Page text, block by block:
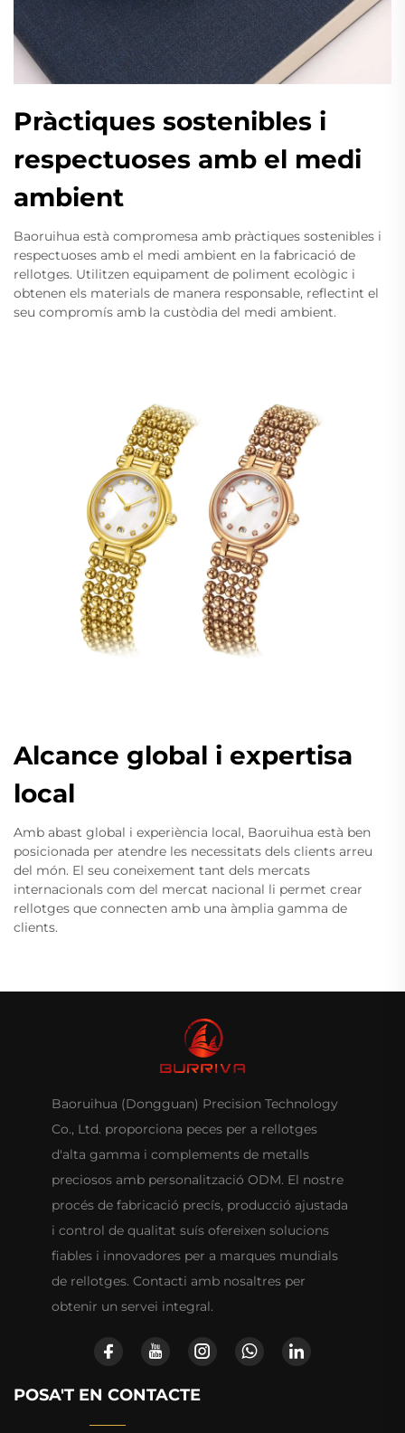
Pràctiques sostenibles i
respectuoses amb el medi
ambient
Baoruihua està compromesa amb pràctiques sostenibles i
respectuoses amb el medi ambient en la fabricació de
rellotges. Utilitzen equipament de poliment ecològic i
obtenen els materials de manera responsable, reflectint el
seu compromís amb la custòdia del medi ambient.
Alcance global i expertisa
local
Amb abast global i experiència local, Baoruihua està ben
posicionada per atendre les necessitats dels clients arreu
del món. El seu coneixement tant dels mercats
internacionals com del mercat nacional li permet crear
rellotges que connecten amb una àmplia gamma de
clients.
Baoruihua (Dongguan) Precision Technology
Co., Ltd. proporciona peces per a rellotges
d'alta gamma i complements de metalls
preciosos amb personalització ODM. El nostre
procés de fabricació precís, producció ajustada
i control de qualitat suís ofereixen solucions
fiables i innovadores per a marques mundials
de rellotges. Contacti amb nosaltres per
obtenir un servei integral.
POSA'T EN CONTACTE